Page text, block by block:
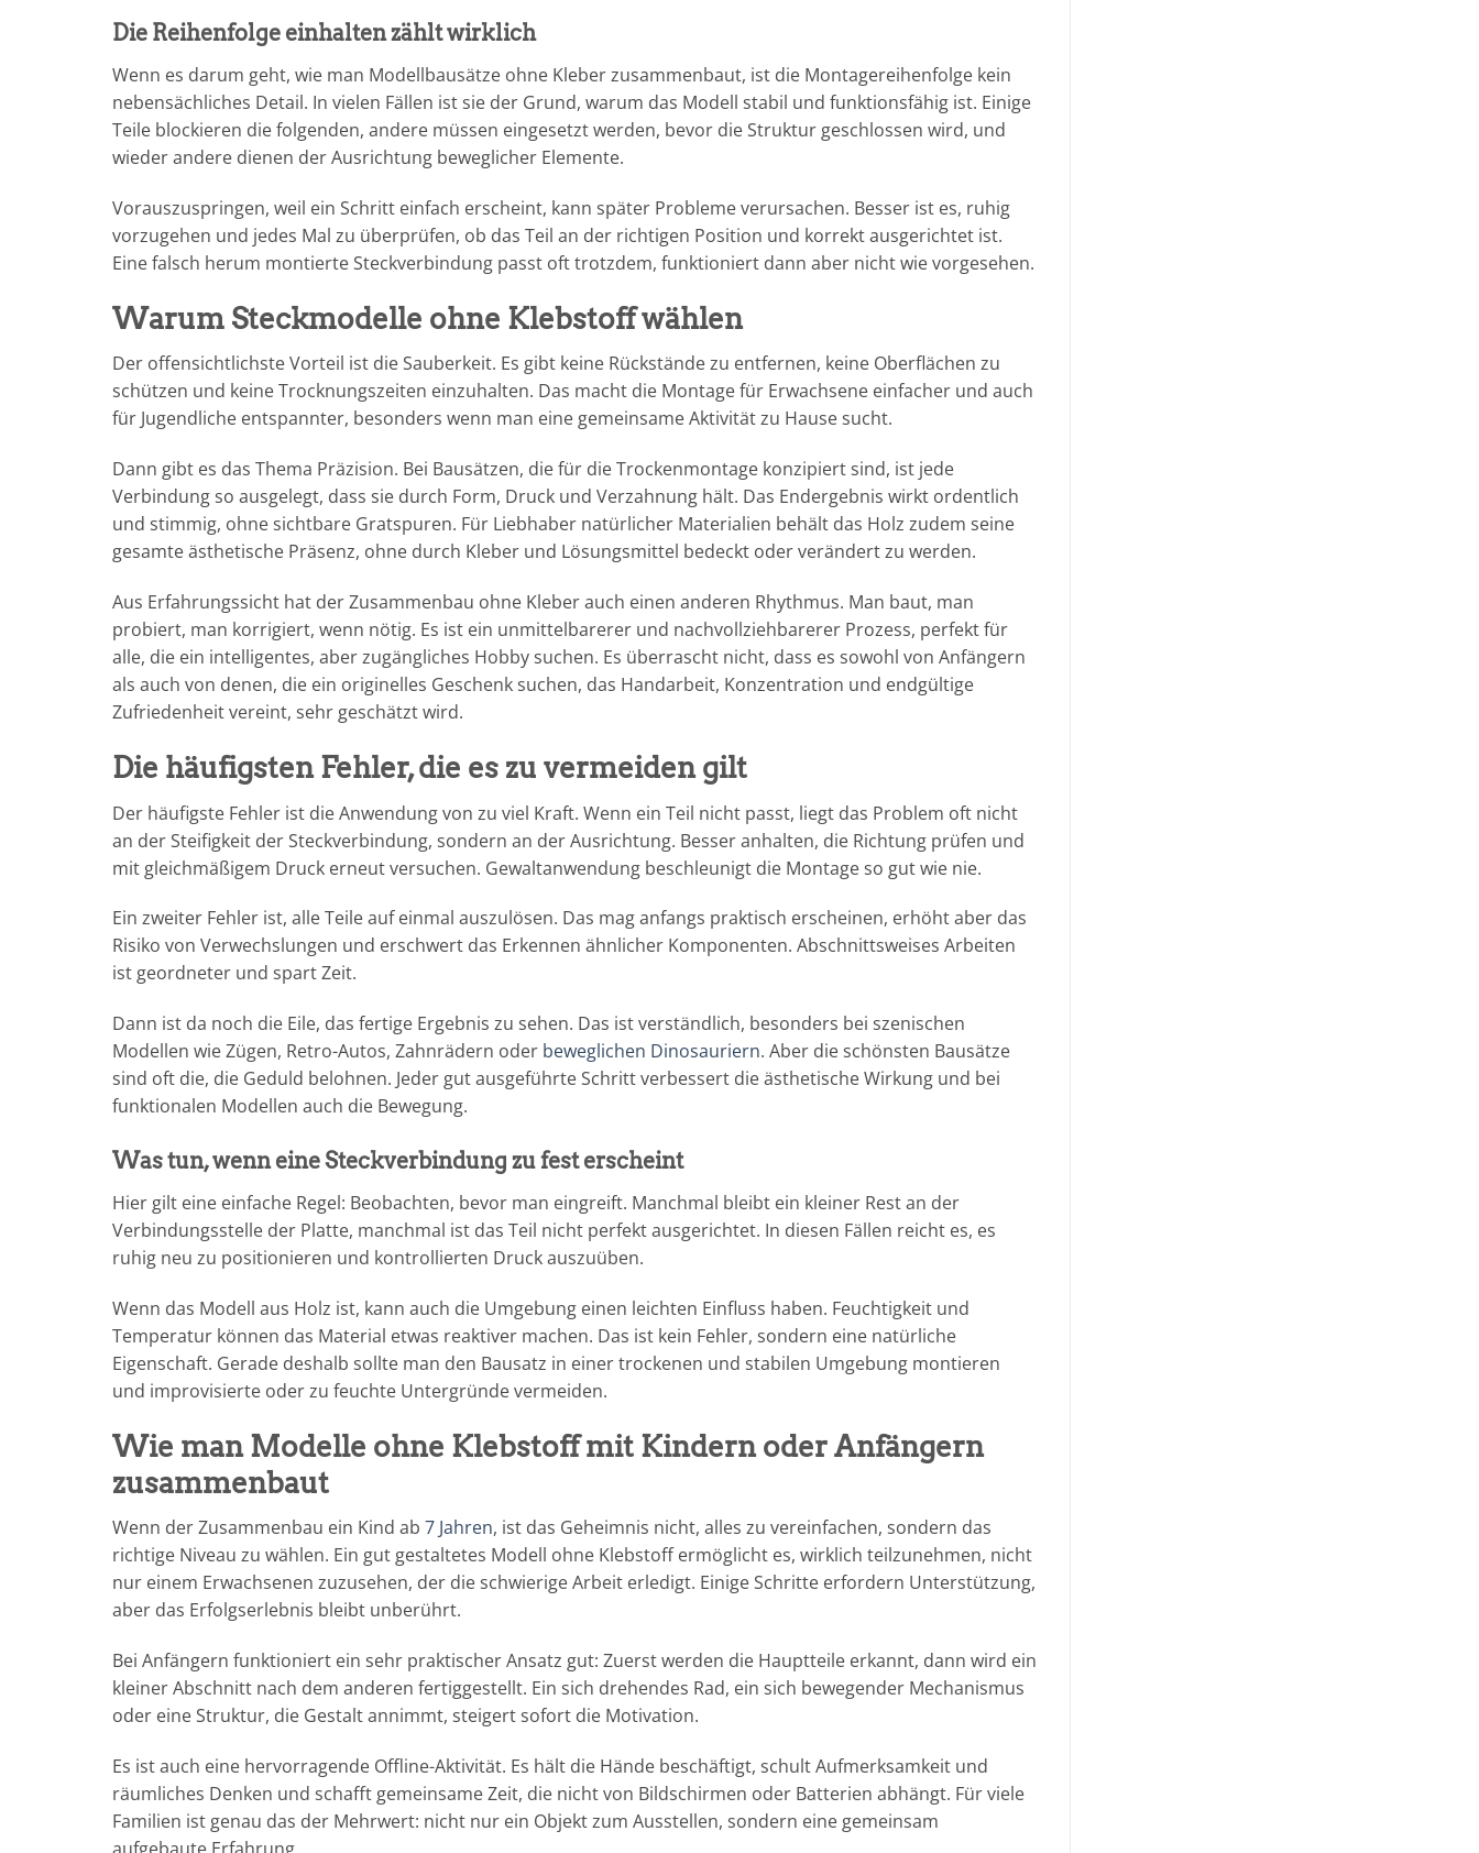
Die Reihenfolge einhalten zählt wirklich
Wenn es darum geht, wie man Modellbausätze ohne Kleber zusammenbaut, ist die Montagereihenfolge kein
nebensächliches Detail. In vielen Fällen ist sie der Grund, warum das Modell stabil und funktionsfähig ist. Einige
Teile blockieren die folgenden, andere müssen eingesetzt werden, bevor die Struktur geschlossen wird, und
wieder andere dienen der Ausrichtung beweglicher Elemente.
Vorauszuspringen, weil ein Schritt einfach erscheint, kann später Probleme verursachen. Besser ist es, ruhig
vorzugehen und jedes Mal zu überprüfen, ob das Teil an der richtigen Position und korrekt ausgerichtet ist.
Eine falsch herum montierte Steckverbindung passt oft trotzdem, funktioniert dann aber nicht wie vorgesehen.
Warum Steckmodelle ohne Klebstoff wählen
Der offensichtlichste Vorteil ist die Sauberkeit. Es gibt keine Rückstände zu entfernen, keine Oberflächen zu
schützen und keine Trocknungszeiten einzuhalten. Das macht die Montage für Erwachsene einfacher und auch
für Jugendliche entspannter, besonders wenn man eine gemeinsame Aktivität zu Hause sucht.
Dann gibt es das Thema Präzision. Bei Bausätzen, die für die Trockenmontage konzipiert sind, ist jede
Verbindung so ausgelegt, dass sie durch Form, Druck und Verzahnung hält. Das Endergebnis wirkt ordentlich
und stimmig, ohne sichtbare Gratspuren. Für Liebhaber natürlicher Materialien behält das Holz zudem seine
gesamte ästhetische Präsenz, ohne durch Kleber und Lösungsmittel bedeckt oder verändert zu werden.
Aus Erfahrungssicht hat der Zusammenbau ohne Kleber auch einen anderen Rhythmus. Man baut, man
probiert, man korrigiert, wenn nötig. Es ist ein unmittelbarerer und nachvollziehbarerer Prozess, perfekt für
alle, die ein intelligentes, aber zugängliches Hobby suchen. Es überrascht nicht, dass es sowohl von Anfängern
als auch von denen, die ein originelles Geschenk suchen, das Handarbeit, Konzentration und endgültige
Zufriedenheit vereint, sehr geschätzt wird.
Die häufigsten Fehler, die es zu vermeiden gilt
Der häufigste Fehler ist die Anwendung von zu viel Kraft. Wenn ein Teil nicht passt, liegt das Problem oft nicht
an der Steifigkeit der Steckverbindung, sondern an der Ausrichtung. Besser anhalten, die Richtung prüfen und
mit gleichmäßigem Druck erneut versuchen. Gewaltanwendung beschleunigt die Montage so gut wie nie.
Ein zweiter Fehler ist, alle Teile auf einmal auszulösen. Das mag anfangs praktisch erscheinen, erhöht aber das
Risiko von Verwechslungen und erschwert das Erkennen ähnlicher Komponenten. Abschnittsweises Arbeiten
ist geordneter und spart Zeit.
Dann ist da noch die Eile, das fertige Ergebnis zu sehen. Das ist verständlich, besonders bei szenischen
Modellen wie Zügen, Retro-Autos, Zahnrädern oder beweglichen Dinosauriern. Aber die schönsten Bausätze
sind oft die, die Geduld belohnen. Jeder gut ausgeführte Schritt verbessert die ästhetische Wirkung und bei
funktionalen Modellen auch die Bewegung.
Was tun, wenn eine Steckverbindung zu fest erscheint
Hier gilt eine einfache Regel: Beobachten, bevor man eingreift. Manchmal bleibt ein kleiner Rest an der
Verbindungsstelle der Platte, manchmal ist das Teil nicht perfekt ausgerichtet. In diesen Fällen reicht es, es
ruhig neu zu positionieren und kontrollierten Druck auszuüben.
Wenn das Modell aus Holz ist, kann auch die Umgebung einen leichten Einfluss haben. Feuchtigkeit und
Temperatur können das Material etwas reaktiver machen. Das ist kein Fehler, sondern eine natürliche
Eigenschaft. Gerade deshalb sollte man den Bausatz in einer trockenen und stabilen Umgebung montieren
und improvisierte oder zu feuchte Untergründe vermeiden.
Wie man Modelle ohne Klebstoff mit Kindern oder Anfängern
zusammenbaut
Wenn der Zusammenbau ein Kind ab 7 Jahren, ist das Geheimnis nicht, alles zu vereinfachen, sondern das
richtige Niveau zu wählen. Ein gut gestaltetes Modell ohne Klebstoff ermöglicht es, wirklich teilzunehmen, nicht
nur einem Erwachsenen zuzusehen, der die schwierige Arbeit erledigt. Einige Schritte erfordern Unterstützung,
aber das Erfolgserlebnis bleibt unberührt.
Bei Anfängern funktioniert ein sehr praktischer Ansatz gut: Zuerst werden die Hauptteile erkannt, dann wird ein
kleiner Abschnitt nach dem anderen fertiggestellt. Ein sich drehendes Rad, ein sich bewegender Mechanismus
oder eine Struktur, die Gestalt annimmt, steigert sofort die Motivation.
Es ist auch eine hervorragende Offline-Aktivität. Es hält die Hände beschäftigt, schult Aufmerksamkeit und
räumliches Denken und schafft gemeinsame Zeit, die nicht von Bildschirmen oder Batterien abhängt. Für viele
Familien ist genau das der Mehrwert: nicht nur ein Objekt zum Ausstellen, sondern eine gemeinsam